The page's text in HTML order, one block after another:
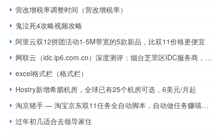
营改增税率调整时间（营改增税率）
鬼泣死4攻略视频攻略
阿里云双12拼团活动1-5M带宽的5款新品，比双11价格更便宜
网联云（idc.ip6.com.cn）深度测评：烟台芝罘区IDC服务商，胶东企业数字化加速器
excel格式栏（格式栏）
Hostry新增希腊机房，全球已有25个机房可选，6美元/月起
淘京猪手 — 淘宝京东双11任务全自动脚本，自动做任务赚喵果！
过年初几适合去领导家住